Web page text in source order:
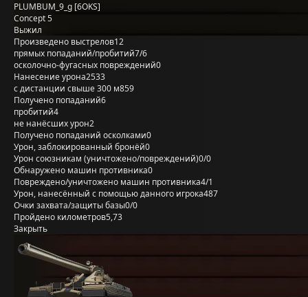
PLUMBUM_9_g [6OKS]
Concept 5
Выжил
Произведено выстрелов12
прямых попаданий/пробитий7/6
осколочно-фугасных повреждений0
Нанесение урона2533
с дистанции свыше 300 м859
Получено попаданий6
пробитий4
не нанёсших урон2
Получено попаданий осколками0
Урон, заблокированный бронёй0
Урон союзникам (уничтожено/повреждений)0/0
Обнаружено машин противника0
Повреждено/уничтожено машин противника4/1
Урон, нанесённый с помощью данного игрока487
Очки захвата/защиты базы0/0
Пройдено километров5,73
Закрыть